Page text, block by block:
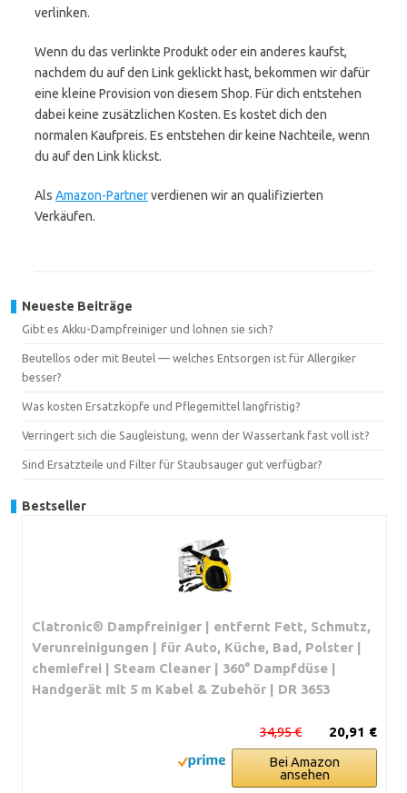
verlinken.
Wenn du das verlinkte Produkt oder ein anderes kaufst,
nachdem du auf den Link geklickt hast, bekommen wir dafür
eine kleine Provision von diesem Shop. Für dich entstehen
dabei keine zusätzlichen Kosten. Es kostet dich den
normalen Kaufpreis. Es entstehen dir keine Nachteile, wenn
du auf den Link klickst.
Als Amazon-Partnerverdienen wir an qualifizierten
Verkäufen.
Neueste Beiträge
Gibt es Akku-Dampfreiniger und lohnen sie sich?
Beutellos oder mit Beutel — welches Entsorgen ist für Allergiker
besser?
Was kosten Ersatzköpfe und Pflegemittel langfristig?
Verringert sich die Saugleistung, wenn der Wassertank fast voll ist?
Sind Ersatzteile und Filter für Staubsauger gut verfügbar?
Bestseller
Clatronic® Dampfreiniger | entfernt Fett, Schmutz,
Verunreinigungen | für Auto, Küche, Bad, Polster |
chemiefrei | Steam Cleaner | 360° Dampfdüse |
Handgerät mit 5 m Kabel & Zubehör | DR 3653
20,91 €
34,95 €
Bei Amazon
ansehen